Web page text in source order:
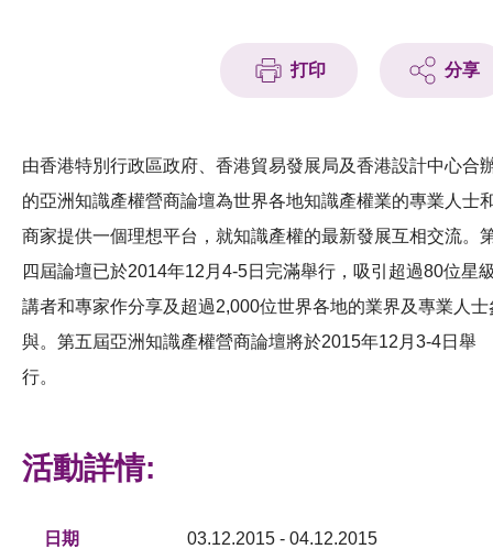
科技分享
會籍
打印 分享
由香港特別行政區政府、香港貿易發展局及香港設計中心合
的亞洲知識產權營商論壇為世界各地知識產權業的專業人士
商家提供一個理想平台，就知識產權的最新發展互相交流。
四屆論壇已於2014年12月4-5日完滿舉行，吸引超過80位星
講者和專家作分享及超過2,000位世界各地的業界及專業人士
與。第五屆亞洲知識產權營商論壇將於2015年12月3-4日舉
行。
活動詳情:
日期 03.12.2015 - 04.12.2015